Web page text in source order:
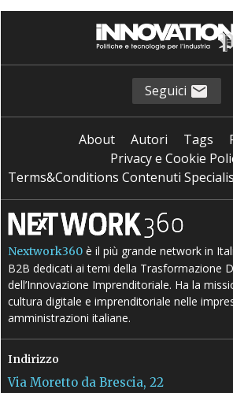
Seguici
About Autori Tags
Privacy e Cookie
Terms&Conditions Contenuti
Nextwork360 è il più grande network in
B2B dedicati ai temi della Trasformazione
dell’Innovazione Imprenditoriale. Ha la
cultura digitale e imprenditoriale nelle
amministrazioni italiane.
Indirizzo
Via Moretto da Brescia, 22